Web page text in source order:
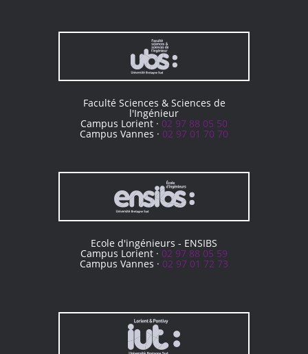
Faculté Sciences & Sciences de
l'Ingénieur
Campus Lorient · 02 97 88 05 50
Campus Vannes · 02 97 01 70 70
Ecole d'ingénieurs - ENSIBS
Campus Lorient · 02 97 88 05 59
Campus Vannes · 02 97 01 72 73